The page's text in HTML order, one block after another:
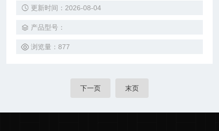
更新时间：2026-08-04
产品型号：
浏览量：877
下一页 末页